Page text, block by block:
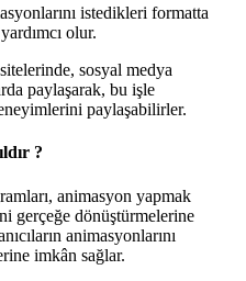
istedikleri formatta
olur.
sosyal medya
paylaşarak, bu işle
paylaşabilirler.
?
animasyon yapmak
gerçeğe dönüştürmelerine
animasyonlarını
imkân sağlar.